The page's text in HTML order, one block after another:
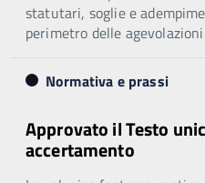
statutari, soglie e
perimetro delle
Normativa e prassi
Approvato il Testo
accertamento